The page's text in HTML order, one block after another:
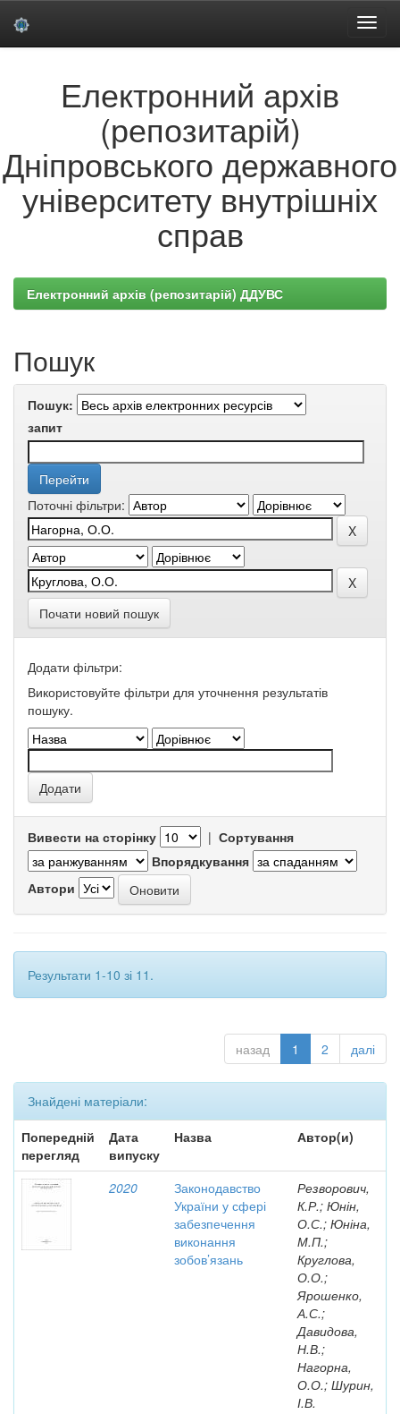
Електронний архів
(репозитарій)
Дніпровського державного
університету внутрішніх
справ
Електронний архів (репозитарій) ДДУВС
Пошук
Пошук:
запит
Поточні фільтри:
Почати новий пошук
Додати фільтри:
Використовуйте фільтри для уточнення результатів
пошуку.
Вивести на сторінку | Сортування
Впорядкування
Автори
Результати 1-10 зі 11.
назад 1 2 далі
Знайдені матеріали:
Попередній
перегляд
Дата
випуску
Назва Автор(и)
2020
Законодавство
України у сфері
забезпечення
виконання
зобов’язань
Резворович,
К.Р.; Юнін,
О.С.; Юніна,
М.П.;
Круглова,
О.О.;
Ярошенко,
А.С.;
Давидова,
Н.В.;
Нагорна,
О.О.; Шурин,
І.В.